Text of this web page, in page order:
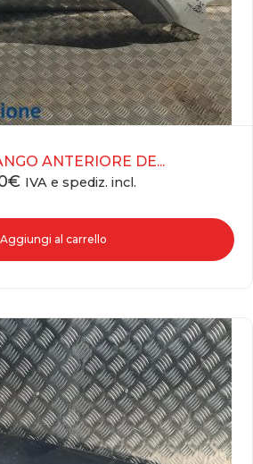
ANTERIORE DE...
€ IVA e spediz. incl.
Aggiungi al carrello